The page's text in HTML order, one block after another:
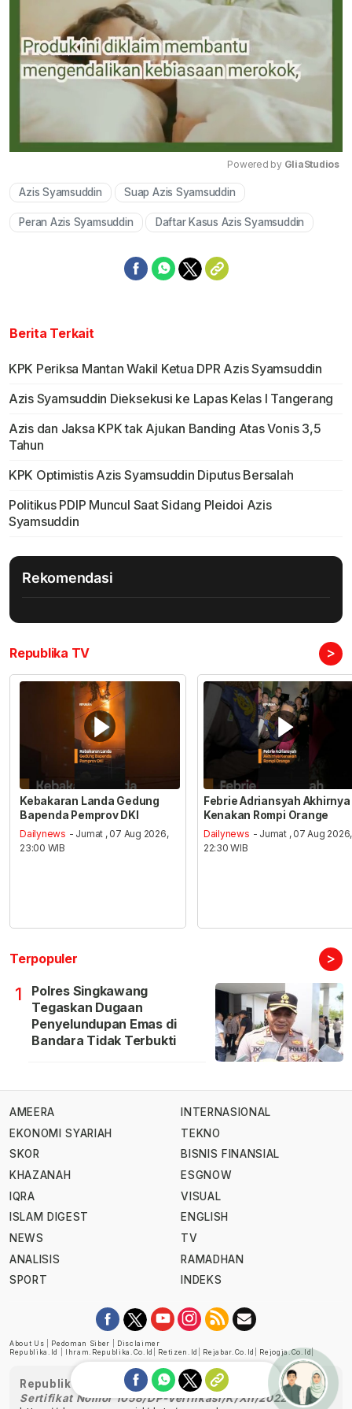
Powered by GliaStudios
Azis Syamsuddin Suap Azis Syamsuddin
Peran Azis Syamsuddin Daftar Kasus Azis Syamsuddin
Berita Terkait
KPK Periksa Mantan Wakil Ketua DPR Azis Syamsuddin
Azis Syamsuddin Dieksekusi ke Lapas Kelas I Tangerang
Azis dan Jaksa KPK tak Ajukan Banding Atas Vonis 3,5
Tahun
KPK Optimistis Azis Syamsuddin Diputus Bersalah
Politikus PDIP Muncul Saat Sidang Pleidoi Azis
Syamsuddin
Rekomendasi
Republika TV >
Kebakaran Landa Gedung
Bapenda Pemprov DKI
Dailynews - Jumat , 07 Aug 2026,
23:00 WIB
Febrie Adriansyah Akhirnya
Kenakan Rompi Orange
Dailynews - Jumat , 07 Aug 2026,
22:30 WIB
Terpopuler >
1
Polres Singkawang
Tegaskan Dugaan
Penyelundupan Emas di
Bandara Tidak Terbukti
AMEERA
EKONOMI SYARIAH
SKOR
KHAZANAH
IQRA
ISLAM DIGEST
NEWS
ANALISIS
SPORT
INTERNASIONAL
TEKNO
BISNIS FINANSIAL
ESGNOW
VISUAL
ENGLISH
TV
RAMADHAN
INDEKS
About Us Pedoman Siber
Disclaimer
Republika.id
Ihram.republika.co.id Retizen.id Rejabar.co.id Rejogja.co.id
Republika telah diverifikasi oleh Dewan Pers
Sertifikat Nomor 1058/DP-Verifikasi/K/XII/2022